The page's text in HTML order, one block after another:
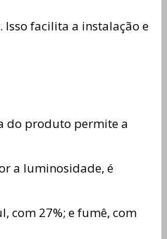
facilita a instalação e
do produto permite a
a luminosidade, é
com 27%; e fumê, com